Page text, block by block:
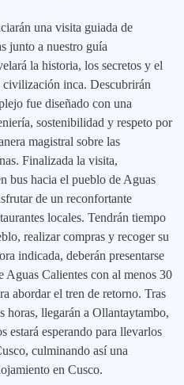
una visita guiada de
junto a nuestro guía
la historia, los secretos y el
inca. Descubrirán
fue diseñado con una
sostenibilidad y respeto por
magistral sobre las
Finalizada la visita,
bus hacia el pueblo de Aguas
de un reconfortante
locales. Tendrán tiempo
realizar compras y recoger su
indicada, deberán presentarse
Aguas Calientes con al menos 30
abordar el tren de retorno. Tras
horas, llegarán a Ollantaytambo,
estará esperando para llevarlos
culminando así una
en Cusco.